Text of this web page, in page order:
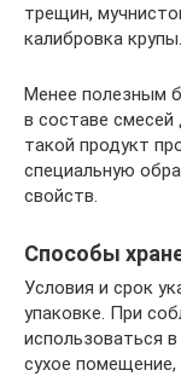
трещин,
калибровка крупы.
Менее полезным
в составе смесей
такой продукт
специальную
свойств.
Способы
Условия и срок
упаковке. При
использоваться
сухое помещение,